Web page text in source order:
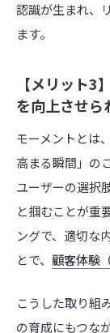
認識が生まれ、
ます。
【メリット3
を向上させら
モーメントとは
高まる瞬間」の
ユーザーの選択
と掴むことが重
ングで、適切な
とで、 顧客体験（
こうした取り組
の育成にもつな